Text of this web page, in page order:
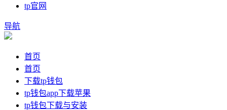
tp官网
导航
首页
首页
下载tp钱包
tp钱包app下载苹果
tp钱包下载与安装